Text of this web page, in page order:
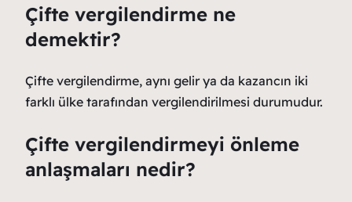
Çifte vergilendirme ne
demektir?
Çifte vergilendirme, aynı gelir ya da kazancın iki
farklı ülke tarafından vergilendirilmesi durumudur.
Çifte vergilendirmeyi önleme
anlaşmaları nedir?